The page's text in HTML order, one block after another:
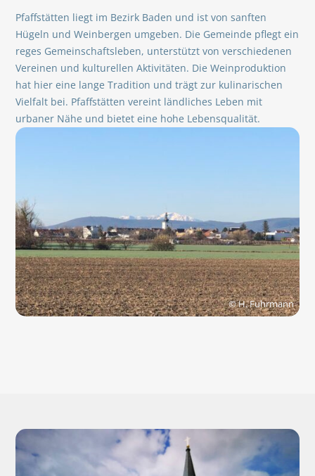
Pfaffstätten liegt im Bezirk Baden und ist von sanften
Hügeln und Weinbergen umgeben. Die Gemeinde pflegt ein
reges Gemeinschaftsleben, unterstützt von verschiedenen
Vereinen und kulturellen Aktivitäten. Die Weinproduktion
hat hier eine lange Tradition und trägt zur kulinarischen
Vielfalt bei. Pfaffstätten vereint ländliches Leben mit
urbaner Nähe und bietet eine hohe Lebensqualität.
© H. Fuhrmann